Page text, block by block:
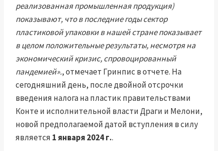
реализованная промышленная продукция)
показывают, что в последние годы сектор
пластиковой упаковки в нашей стране показывает
в целом положительные результаты, несмотря на
экономический кризис, спровоцированный
пандемией»., отмечает Гринпис в отчете. На
сегодняшний день, после двойной отсрочки
введения налога на пластик правительствами
Конте и исполнительной власти Драги и Мелони,
новой предполагаемой датой вступления в силу
является 1 января 2024 г..